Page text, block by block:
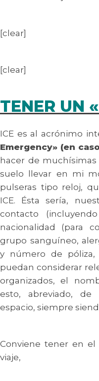
[clear]
[clear]
TENER UN
ICE es al acrónimo
Emergency» (en
hacer de
suelo llevar en mi
pulseras tipo reloj,
ICE. Ésta sería,
contacto
nacionalidad (para
grupo sanguíneo,
y número de
puedan considerar
organizados, el
esto, abreviado,
espacio, siempre
Conviene tener en
viaje,